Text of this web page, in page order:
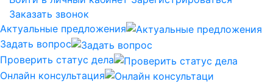
Заказать звонок
Актуальные предложения
Задать вопрос
Проверить статус дела
Онлайн консультация